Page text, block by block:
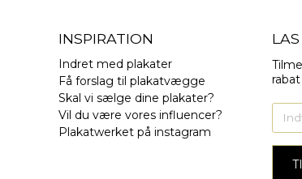
INSPIRATION
Indret med plakater
Få forslag til plakatvægge
Skal vi sælge dine plakater?
Vil du være vores influencer?
Plakatwerket på instagram